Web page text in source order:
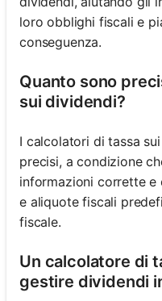
loro obblighi fiscali e
conseguenza.
Quanto sono
sui dividendi?
I calcolatori di tassa
precisi, a condizione
informazioni corrette
e aliquote fiscali
fiscale.
Un calcolatore di
gestire dividendi